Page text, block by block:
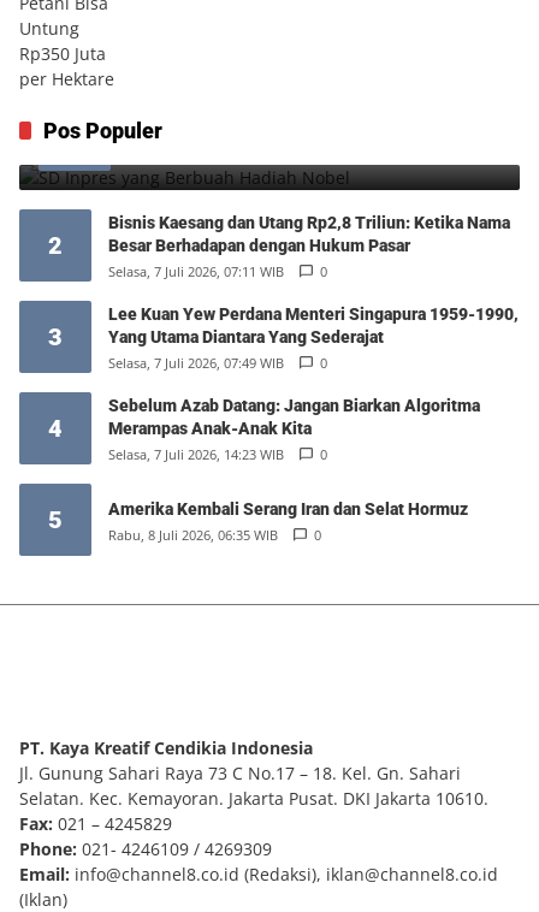
Pos Populer
1 SD Inpres yang Berbuah Hadiah Nobel
2
Bisnis Kaesang dan Utang Rp2,8 Triliun: Ketika Nama
Besar Berhadapan dengan Hukum Pasar
Selasa, 7 Juli 2026, 07:11 WIB 0
3
Lee Kuan Yew Perdana Menteri Singapura 1959-1990,
Yang Utama Diantara Yang Sederajat
Selasa, 7 Juli 2026, 07:49 WIB 0
4
Sebelum Azab Datang: Jangan Biarkan Algoritma
Merampas Anak-Anak Kita
Selasa, 7 Juli 2026, 14:23 WIB 0
5 Amerika Kembali Serang Iran dan Selat Hormuz
Rabu, 8 Juli 2026, 06:35 WIB 0
PT. Kaya Kreatif Cendikia Indonesia
Jl. Gunung Sahari Raya 73 C No.17 – 18. Kel. Gn. Sahari
Selatan. Kec. Kemayoran. Jakarta Pusat. DKI Jakarta 10610.
Fax: 021 – 4245829
Phone: 021- 4246109 / 4269309
Email: info@channel8.co.id (Redaksi), iklan@channel8.co.id
(Iklan)